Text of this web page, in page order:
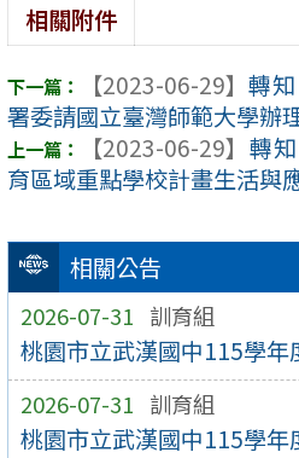
相關公告
2026-07-31 訓育組
桃園市立武漢國中115學年
2026-07-31 訓育組
桃園市立武漢國中115學年
相關附件
【2023-06-29】 轉
署委請國立臺灣師範大學辦
【2023-06-29】 轉
育區域重點學校計畫生活與